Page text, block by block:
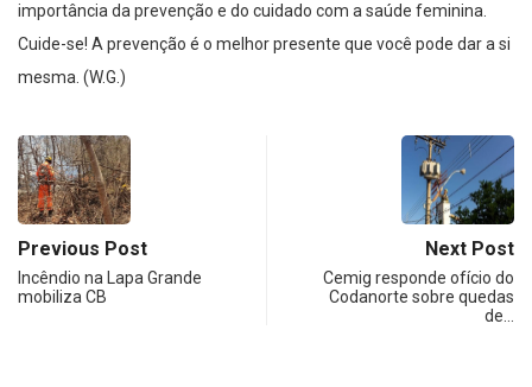
importância da prevenção e do cuidado com a saúde feminina.
Cuide-se! A prevenção é o melhor presente que você pode dar a si
mesma. (W.G.)
Previous Post
Incêndio na Lapa Grande
mobiliza CB
Next Post
Cemig responde ofício do
Codanorte sobre quedas
de…